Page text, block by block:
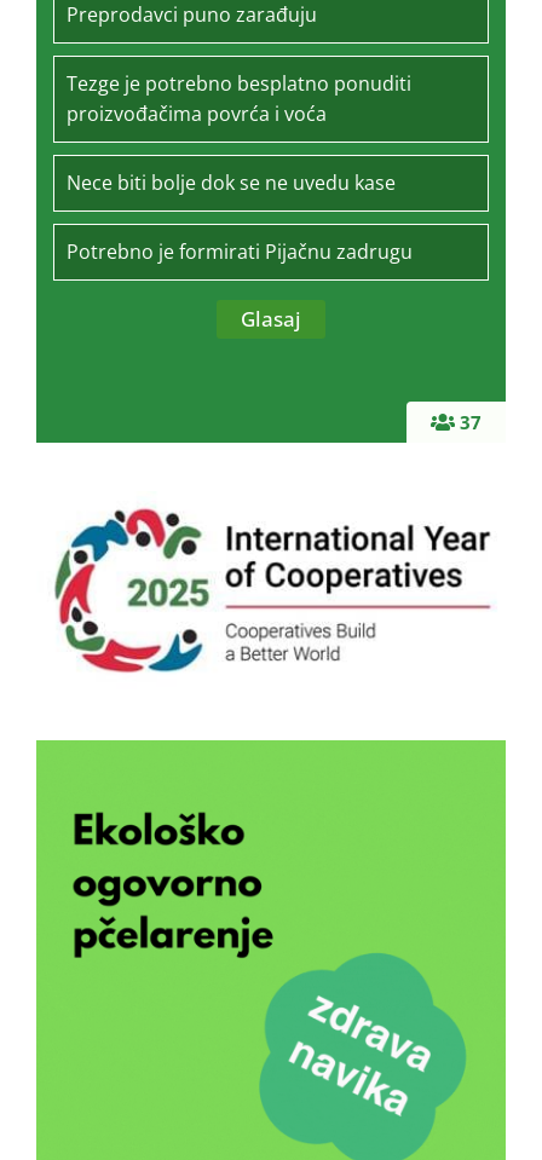
37
Preprodavci puno zarađuju
Tezge je potrebno besplatno ponuditi
proizvođačima povrća i voća
Nece biti bolje dok se ne uvedu kase
Potrebno je formirati Pijačnu zadrugu